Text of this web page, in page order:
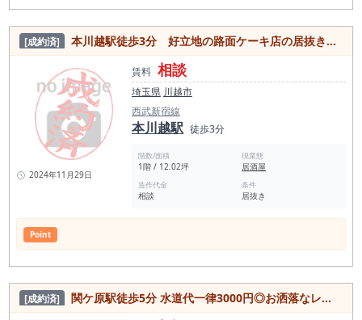
[成約済] 本川越駅徒歩3分 好立地の路面ケーキ店の居抜き物件
2024年11月29日
賃料 相談
埼玉県 川越市
西武新宿線
本川越駅 徒歩3分
階数/面積
1階 / 12.02坪
現業態
居酒屋
造作代金
相談
条件
居抜き
Point
[成約済] 関ケ原駅徒歩5分 水道代一律3000円◎お洒落なレンガの外観 焼鳥屋の居抜き物件